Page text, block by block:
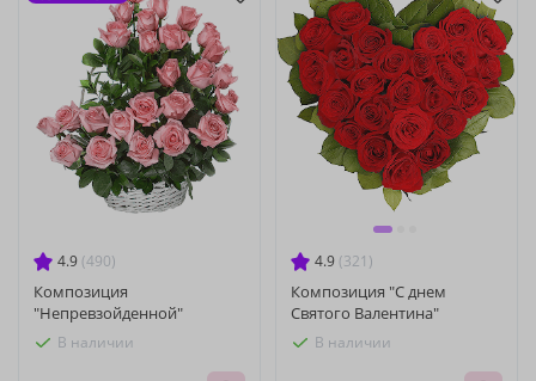
4.9 (490)
Композиция
"Непревзойденной"
В наличии
4.9 (321)
Композиция "С днем
Святого Валентина"
В наличии